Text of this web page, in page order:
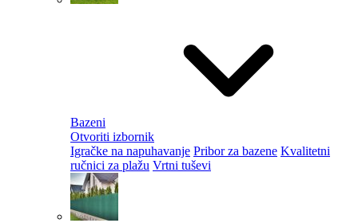
Bazeni
Otvoriti izbornik
Igračke na napuhavanje Pribor za bazene Kvalitetni
ručnici za plažu Vrtni tuševi